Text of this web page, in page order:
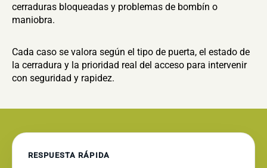
cerraduras bloqueadas y problemas de bombín o
maniobra.
Cada caso se valora según el tipo de puerta, el estado de
la cerradura y la prioridad real del acceso para intervenir
con seguridad y rapidez.
RESPUESTA RÁPIDA